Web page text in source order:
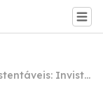
Invista